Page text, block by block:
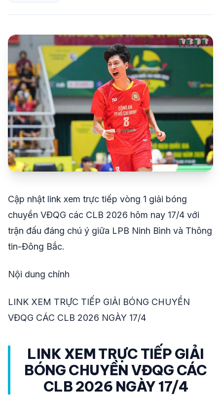
share mail © 2026 TT24H
Cập nhật link xem trực tiếp vòng 1 giải bóng
chuyền VĐQG các CLB 2026 hôm nay 17/4 với
trận đấu đáng chú ý giữa LPB Ninh Bình và Thông
tin-Đông Bắc.
Nội dung chính
LINK XEM TRỰC TIẾP GIẢI BÓNG CHUYỀN
VĐQG CÁC CLB 2026 NGÀY 17/4
LINK XEM TRỰC TIẾP GIẢI
BÓNG CHUYỀN VĐQG CÁC
CLB 2026 NGÀY 17/4